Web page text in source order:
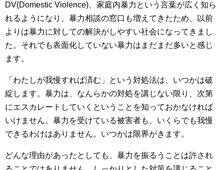
DV(Domestic Violence)、家庭内暴力という言葉が広く知ら
れるようになり、暴力相談の窓口も増えてきたため、以前
よりは暴力に対しての解決がしやすい社会になってきまし
た。それでも表面化していない暴力はまだまだ多いと感じ
ます。
「わたしが我慢すれば済む」という対処法は、いつかは破
綻します。暴力は、なんらかの対処を講じない限り、次第
にエスカレートしていくということを知っておかなければ
いけません。暴力を受けている被害者も、いくらでも我慢
できるわけはありません。いつかは限界がきます。
どんな理由があったとしても、暴力を振るうことは許され